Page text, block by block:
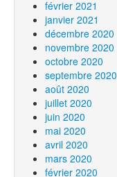
février 2021
janvier 2021
décembre 2020
novembre 2020
octobre 2020
septembre 2020
août 2020
juillet 2020
juin 2020
mai 2020
avril 2020
mars 2020
février 2020